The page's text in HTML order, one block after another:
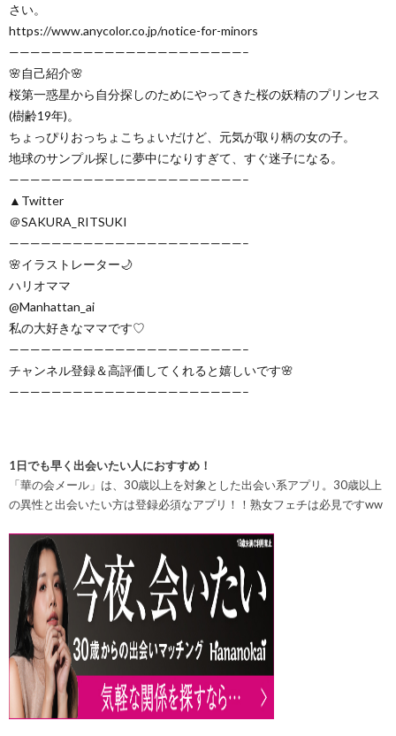
さい。
https://www.anycolor.co.jp/notice-for-minors
——————————————————————–
🌸自己紹介🌸
桜第一惑星から自分探しのためにやってきた桜の妖精のプリンセス
(樹齢19年)。
ちょっぴりおっちょこちょいだけど、元気が取り柄の女の子。
地球のサンプル探しに夢中になりすぎて、すぐ迷子になる。
——————————————————————–
▲Twitter
＠SAKURA_RITSUKI
——————————————————————–
🌸イラストレーター🌙
ハリオママ
@Manhattan_ai
私の大好きなママです♡
——————————————————————–
チャンネル登録＆高評価してくれると嬉しいです🌸
——————————————————————–
1日でも早く出会いたい人におすすめ！
「華の会メール」は、30歳以上を対象とした出会い系アプリ。30歳以上
の異性と出会いたい方は登録必須なアプリ！！ 熟女フェチは必見ですww